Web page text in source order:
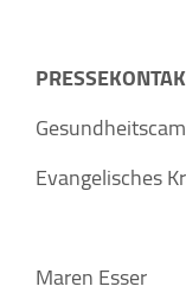
Evangelisches
Maren Esser